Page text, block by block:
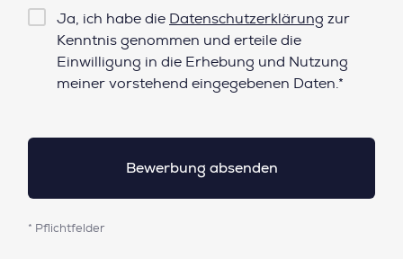
Checkbox
Datenschutz*
Ja, ich habe die Datenschutzerklärung zur
Kenntnis genommen und erteile die
Einwilligung in die Erhebung und Nutzung
meiner vorstehend eingegebenen Daten.*
* Pflichtfelder